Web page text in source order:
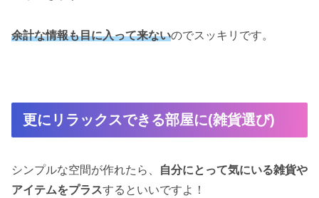
余計な情報も目に入って来ないのでスッキリです。
更にリラックスできる部屋に(雑貨選び)
シンプルな空間が作れたら、
自分にとって気にいる雑貨や
アイテムをプラスするといいですよ！